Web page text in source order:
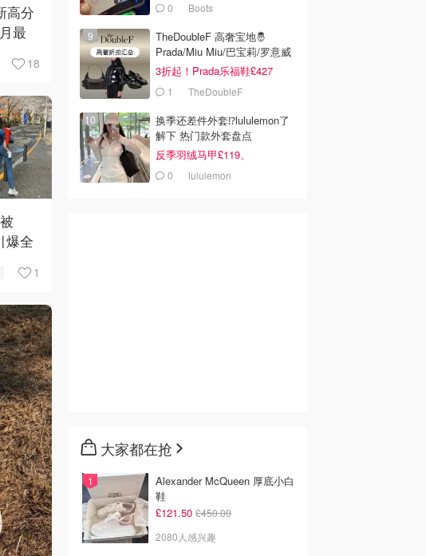
高分
最
18
爆全
1
0 Boots
TheDoubleF 高奢宝地🤴
Prada/Miu Miu/巴宝莉/罗意威
3折起！Prada乐福鞋£427
1 TheDoubleF
换季还差件外套⁉️lululemon了
解下 热门款外套盘点
反季羽绒马甲£119、
Define£84
0 lululemon